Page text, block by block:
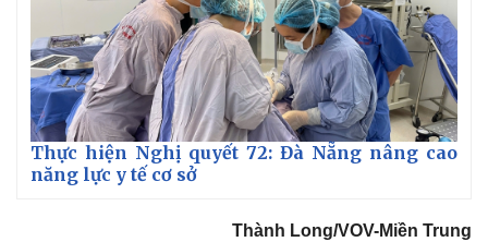
Thực hiện Nghị quyết 72: Đà Nẵng nâng cao
năng lực y tế cơ sở
Thành Long/VOV-Miền Trung